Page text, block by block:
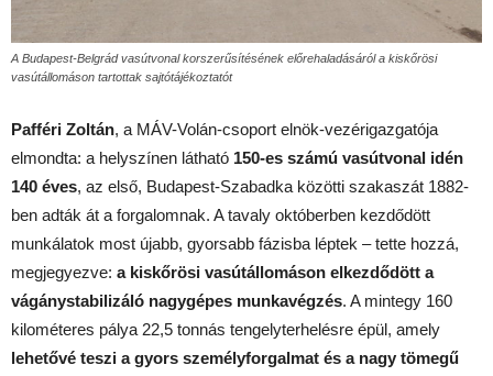
A Budapest-Belgrád vasútvonal korszerűsítésének előrehaladásáról a kiskőrösi
vasútállomáson tartottak sajtótájékoztatót
Pafféri Zoltán, a MÁV-Volán-csoport elnök-vezérigazgatója
elmondta: a helyszínen látható 150-es számú vasútvonal idén
140 éves, az első, Budapest-Szabadka közötti szakaszát 1882-
ben adták át a forgalomnak. A tavaly októberben kezdődött
munkálatok most újabb, gyorsabb fázisba léptek – tette hozzá,
megjegyezve: a kiskőrösi vasútállomáson elkezdődött a
vágánystabilizáló nagygépes munkavégzés. A mintegy 160
kilométeres pálya 22,5 tonnás tengelyterhelésre épül, amely
lehetővé teszi a gyors személyforgalmat és a nagy tömegű